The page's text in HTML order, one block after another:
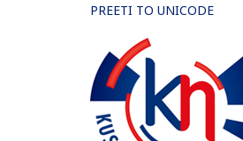
PREETI TO UNICODE